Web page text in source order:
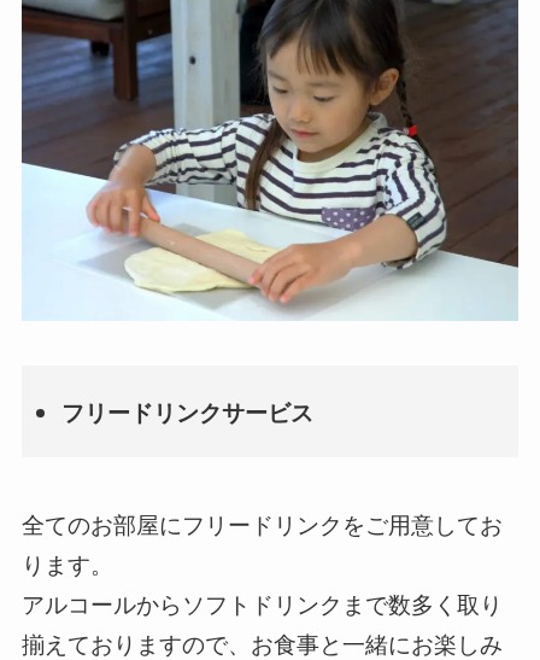
フリードリンクサービス
全てのお部屋にフリードリンクをご用意してお
ります。
アルコールからソフトドリンクまで数多く取り
揃えておりますので、お食事と一緒にお楽しみ